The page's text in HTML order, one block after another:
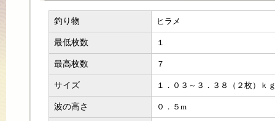
釣り物 ヒラメ
最低枚数 １
最高枚数 ７
サイズ １．０３～３．３８（２枚）ｋ
波の高さ ０．５m